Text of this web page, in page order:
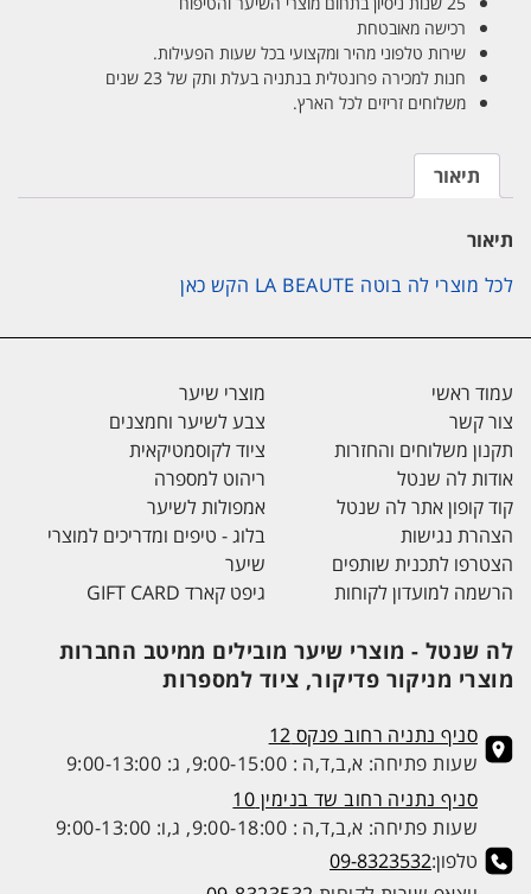
רכישה מאובטחת
שירות טלפוני מהיר ומקצועי בכל שעות הפעילות.
חנות למכירה פרונטלית בנתניה בעלת ותק של 23 שנים
משלוחים זריזים לכל הארץ.
תיאור
תיאור
לכל מוצרי לה בוטה LA BEAUTE הקש כאן
עמוד ראשי
צור קשר
תקנון משלוחים והחזרות
אודות לה שנטל
קוד קופון אתר לה שנטל
הצהרת נגישות
הצטרפו לתכנית שותפים
הרשמה למועדון לקוחות
מוצרי שיער
צבע לשיער וחמצנים
ציוד לקוסמטיקאית
ריהוט למספרה
אמפולות לשיער
בלוג - טיפים ומדריכים למוצרי
שיער
גיפט קארד GIFT CARD
לה שנטל - מוצרי שיער מובילים ממיטב החברות
מוצרי מניקור פדיקור, ציוד למספרות
סניף נתניה רחוב פנקס 12
שעות פתיחה: א,ב,ד,ה : 9:00-15:00, ג: 9:00-13:00
סניף נתניה רחוב שד בנימין 10
שעות פתיחה: א,ב,ד,ה : 9:00-18:00, ג,ו: 9:00-13:00
טלפון:09-8323532